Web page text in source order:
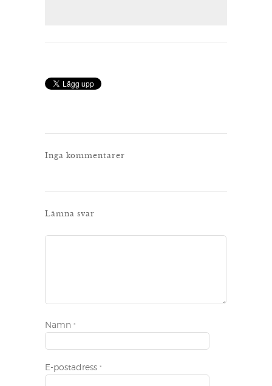
Inga kommentarer
Lämna svar
Namn *
E-postadress *